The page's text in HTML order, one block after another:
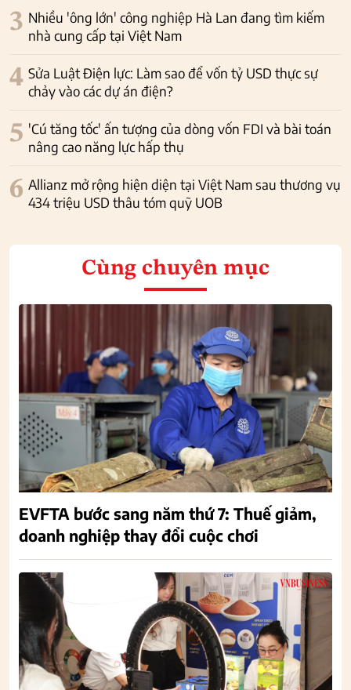
3 Nhiều 'ông lớn' công nghiệp Hà Lan đang tìm kiếm
nhà cung cấp tại Việt Nam
4 Sửa Luật Điện lực: Làm sao để vốn tỷ USD thực sự
chảy vào các dự án điện?
5 'Cú tăng tốc' ấn tượng của dòng vốn FDI và bài toán
nâng cao năng lực hấp thụ
6 Allianz mở rộng hiện diện tại Việt Nam sau thương vụ
434 triệu USD thâu tóm quỹ UOB
Cùng chuyên mục
EVFTA bước sang năm thứ 7: Thuế giảm,
doanh nghiệp thay đổi cuộc chơi